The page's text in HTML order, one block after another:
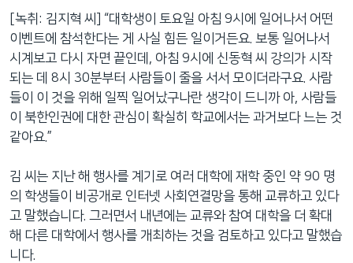
[녹취: 김지혁 씨] “대학생이 토요일 아침 9시에 일어나서 어떤
이벤트에 참석한다는 게 사실 힘든 일이거든요. 보통 일어나서
시계보고 다시 자면 끝인데, 아침 9시에 신동혁 씨 강의가 시작
되는 데 8시 30분부터 사람들이 줄을 서서 모이더라구요. 사람
들이 이 것을 위해 일찍 일어났구나란 생각이 드니까 아, 사람들
이 북한인권에 대한 관심이 확실히 학교에서는 과거보다 느는 것
같아요.”
김 씨는 지난 해 행사를 계기로 여러 대학에 재학 중인 약 90 명
의 학생들이 비공개로 인터넷 사회연결망을 통해 교류하고 있다
고 말했습니다. 그러면서 내년에는 교류와 참여 대학을 더 확대
해 다른 대학에서 행사를 개최하는 것을 검토하고 있다고 말했습
니다.